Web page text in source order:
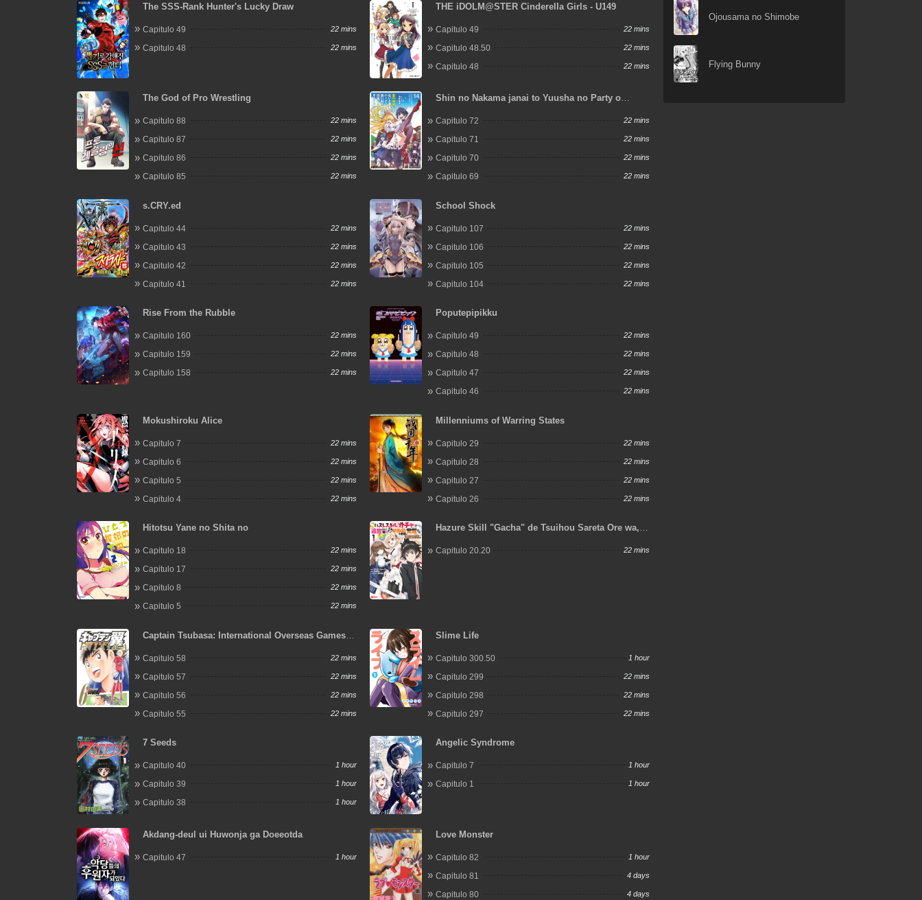
The SSS-Rank Hunter's Lucky Draw
Capitulo 49 22 mins
Capitulo 48 22 mins
THE iDOLM@STER Cinderella Girls - U149
Capitulo 49 22 mins
Capitulo 48.50 22 mins
Capitulo 48 22 mins
The God of Pro Wrestling
Capitulo 88 22 mins
Capitulo 87 22 mins
Capitulo 86 22 mins
Capitulo 85 22 mins
Shin no Nakama janai to Yuusha no Party o
ni shimashita
Capitulo 72 22 mins
Capitulo 71 22 mins
Capitulo 70 22 mins
Capitulo 69 22 mins
s.CRY.ed
Capitulo 44 22 mins
Capitulo 43 22 mins
Capitulo 42 22 mins
Capitulo 41 22 mins
School Shock
Capitulo 107 22 mins
Capitulo 106 22 mins
Capitulo 105 22 mins
Capitulo 104 22 mins
Rise From the Rubble
Capitulo 160 22 mins
Capitulo 159 22 mins
Capitulo 158 22 mins
Poputepipikku
Capitulo 49 22 mins
Capitulo 48 22 mins
Capitulo 47 22 mins
Capitulo 46 22 mins
Mokushiroku Alice
Capitulo 7 22 mins
Capitulo 6 22 mins
Capitulo 5 22 mins
Capitulo 4 22 mins
Millenniums of Warring States
Capitulo 29 22 mins
Capitulo 28 22 mins
Capitulo 27 22 mins
Capitulo 26 22 mins
Hitotsu Yane no Shita no
Capitulo 18 22 mins
Capitulo 17 22 mins
Capitulo 8 22 mins
Capitulo 5 22 mins
Hazure Skill "Gacha" de Tsuihou Sareta Ore wa,
Suru ~Bannou Cheat Skill wo Getto Shite, Mezase
Capitulo 20.20 22 mins
Captain Tsubasa: International Overseas Games -
Capitulo 58 22 mins
Capitulo 57 22 mins
Capitulo 56 22 mins
Capitulo 55 22 mins
Slime Life
Capitulo 300.50 1 hour
Capitulo 299 22 mins
Capitulo 298 22 mins
Capitulo 297 22 mins
7 Seeds
Capitulo 40 1 hour
Capitulo 39 1 hour
Capitulo 38 1 hour
Angelic Syndrome
Capitulo 7 1 hour
Capitulo 1 1 hour
Akdang-deul ui Huwonja ga Doeeotda
Capitulo 47 1 hour
Love Monster
Capitulo 82 1 hour
Capitulo 81 4 days
Capitulo 80 4 days
Ojousama no Shimobe
Flying Bunny